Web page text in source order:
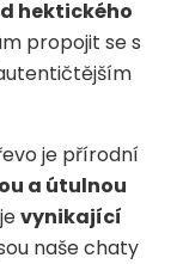
hektického
propojit se s
je přírodní
a útulnou
vynikající
naše chaty